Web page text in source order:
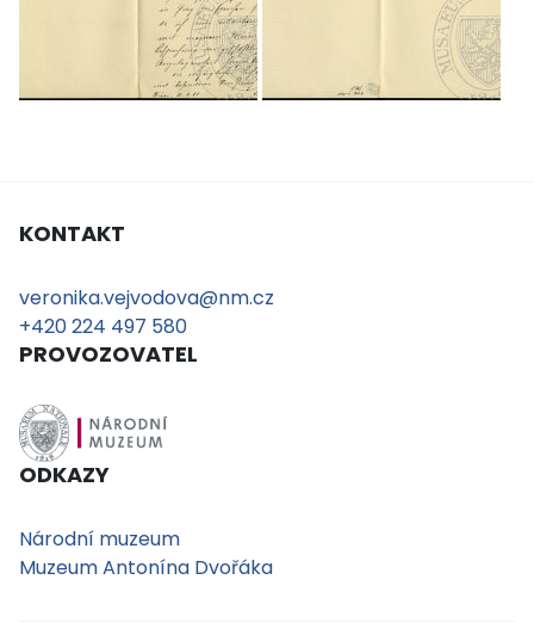
KONTAKT
veronika.vejvodova@nm.cz
+420 224 497 580
PROVOZOVATEL
ODKAZY
Národní muzeum
Muzeum Antonína Dvořáka